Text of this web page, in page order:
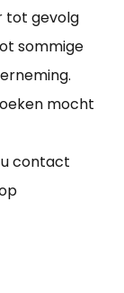
tot gevolg
sommige
mocht
contact